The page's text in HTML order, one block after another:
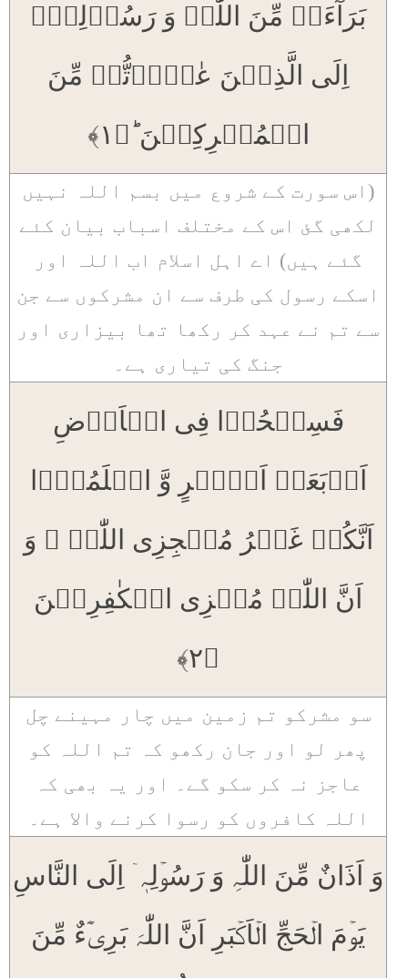
بَرَآءَۃٌ مِّنَ اللّٰہِ وَ رَسُوۡلِہٖۤ
اِلَی الَّذِیۡنَ عٰہَدۡتُّمۡ مِّنَ
الۡمُشۡرِکِیۡنَ ؕ﴿۱﴾
(اس سورت کے شروع میں بسم اللہ نہیں
لکھی گئ اس کے مختلف اسباب بیان کئے
گئے ہیں) اے اہل اسلام اب اللہ اور
اسکے رسول کی طرف سے ان مشرکوں سے جن
سے تم نے عہد کر رکھا تھا بیزاری اور
جنگ کی تیاری ہے۔
فَسِیۡحُوۡا فِی الۡاَرۡضِ
اَرۡبَعَۃَ اَشۡہُرٍ وَّ اعۡلَمُوۡۤا
اَنَّکُمۡ غَیۡرُ مُعۡجِزِی اللّٰہِ ۙ وَ
اَنَّ اللّٰہَ مُخۡزِی الۡکٰفِرِیۡنَ
﴿۲﴾
سو مشرکو تم زمین میں چار مہینے چل
پھر لو اور جان رکھو کہ تم اللہ کو
عاجز نہ کر سکو گے۔ اور یہ بھی کہ
اللہ کافروں کو رسوا کرنے والا ہے۔
وَ اَذَانٌ مِّنَ اللّٰہِ وَ رَسُوۡلِہٖۤ اِلَی النَّاسِ
یَوۡمَ الۡحَجِّ الۡاَکۡبَرِ اَنَّ اللّٰہَ بَرِیۡٓءٌ مِّنَ